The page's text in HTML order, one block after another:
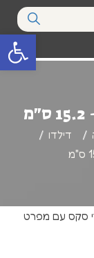
פתח סרגל
דילדו
סקס עם מפרט